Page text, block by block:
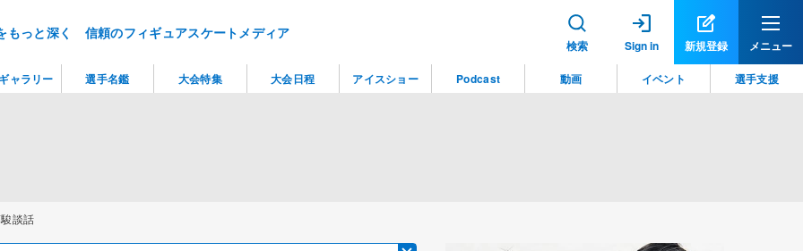
もっと深く 信頼のフィギュアスケートメディア
検索 Sign in 新規登録 メニュー
談話
ャラリー 選手名鑑 大会特集 大会日程 アイスショー Podcast 動画 イベント 選手支援